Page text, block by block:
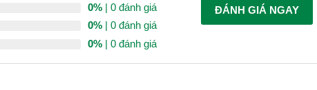
0% | 0 đánh giá
0% | 0 đánh giá
0% | 0 đánh giá
ĐÁNH GIÁ NGAY